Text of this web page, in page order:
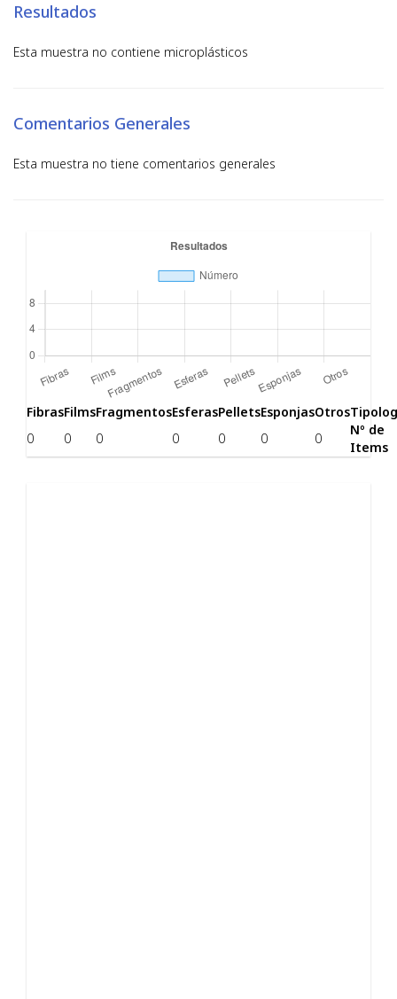
Resultados
Esta muestra no contiene microplásticos
Comentarios Generales
Esta muestra no tiene comentarios generales
FibrasFilmsFragmentosEsferasPelletsEsponjasOtros
0
0 0 0 0 0 0
Nº de
Items